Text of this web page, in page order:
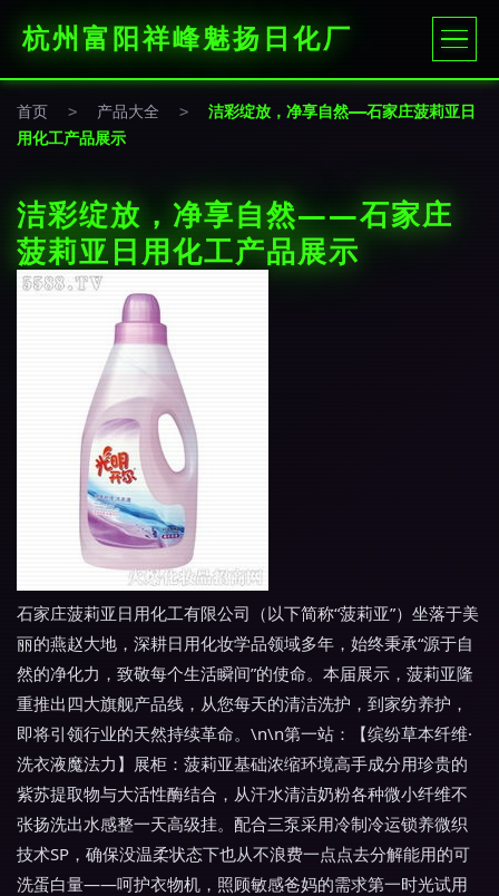
杭州富阳祥峰魅扬日化厂
首页 > 产品大全 >
洁彩绽放，净享自然——石家庄菠莉亚日
用化工产品展示
洁彩绽放，净享自然——石家庄
菠莉亚日用化工产品展示
石家庄菠莉亚日用化工有限公司（以下简称“菠莉亚”）坐落于美
丽的燕赵大地，深耕日用化妆学品领域多年，始终秉承“源于自
然的净化力，致敬每个生活瞬间”的使命。本届展示，菠莉亚隆
重推出四大旗舰产品线，从您每天的清洁洗护，到家纺养护，
即将引领行业的天然持续革命。\n\n第一站：【缤纷草本纤维·
洗衣液魔法力】展柜：菠莉亚基础浓缩环境高手成分用珍贵的
紫苏提取物与大活性酶结合，从汗水清洁奶粉各种微小纤维不
张扬洗出水感整一天高级挂。配合三泵采用冷制冷运锁养微织
技术SP，确保没温柔状态下也从不浪费一点点去分解能用的可
洗蛋白量——呵护衣物机，照顾敏感爸妈的需求第一时光试用